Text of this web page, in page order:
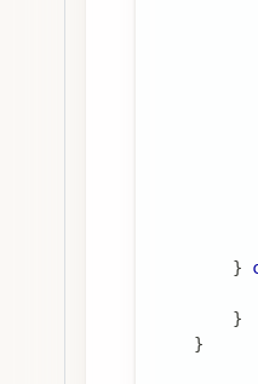
}
}
}